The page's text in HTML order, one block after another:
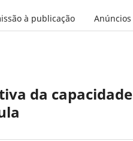
à publicação Anúncios
da capacidade